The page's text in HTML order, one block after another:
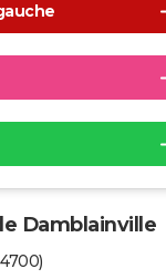
Damblainville